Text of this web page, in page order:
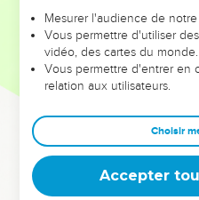
enthousiasme pour la cause
y a ici, comme dans la
d'Ehud, un mélange de bien
naturel avec ces temps où la
C'est ici la dernière fois
cananéen.
Mesurer l'audience de
Vous permettre d'utiliser
vidéo, des cartes du
Vous permettre d'entrer en
relation aux utilisateurs.
Choisir
Accepter